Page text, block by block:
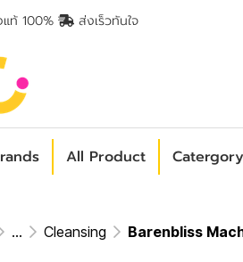
ท้ 100% ส่งเร็วทันใจ
All Product Catergory
... Cleansing Barenbliss